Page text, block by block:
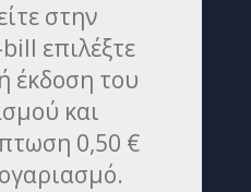
στην
επιλέξτε
έκδοση του
και
0,50 €